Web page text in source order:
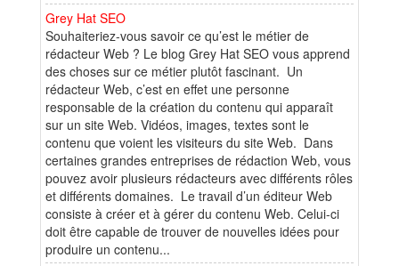
Grey Hat SEO
Souhaiteriez-vous savoir ce qu’est le métier de
rédacteur Web ? Le blog Grey Hat SEO vous apprend
des choses sur ce métier plutôt fascinant. Un
rédacteur Web, c’est en effet une personne
responsable de la création du contenu qui apparaît
sur un site Web. Vidéos, images, textes sont le
contenu que voient les visiteurs du site Web. Dans
certaines grandes entreprises de rédaction Web, vous
pouvez avoir plusieurs rédacteurs avec différents rôles
et différents domaines. Le travail d’un éditeur Web
consiste à créer et à gérer du contenu Web. Celui-ci
doit être capable de trouver de nouvelles idées pour
produire un contenu...